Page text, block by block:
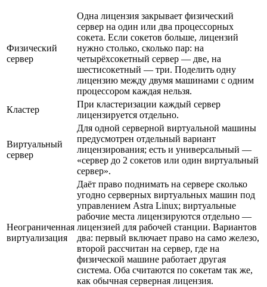
Физический
сервер
Одна лицензия закрывает физический
сервер на один или два процессорных
сокета. Если сокетов больше, лицензий
нужно столько, сколько пар: на
четырёхсокетный сервер — две, на
шестисокетный — три. Поделить одну
лицензию между двумя машинами с одним
процессором каждая нельзя.
Кластер
При кластеризации каждый сервер
лицензируется отдельно.
Виртуальный
сервер
Для одной серверной виртуальной машины
предусмотрен отдельный вариант
лицензирования; есть и универсальный —
«сервер до 2 сокетов или один виртуальный
сервер».
Неограниченная
виртуализация
Даёт право поднимать на сервере сколько
угодно серверных виртуальных машин под
управлением Astra Linux; виртуальные
рабочие места лицензируются отдельно —
лицензией для рабочей станции. Вариантов
два: первый включает право на само железо,
второй рассчитан на сервер, где на
физической машине работает другая
система. Оба считаются по сокетам так же,
как обычная серверная лицензия.